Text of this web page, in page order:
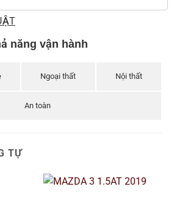
năng vận hành
Ngoại thất Nội thất
An toàn
TỰ